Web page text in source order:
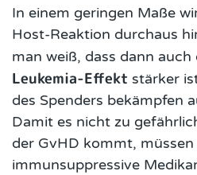
In einem geringen Maße
Host-Reaktion durchaus
man weiß, dass dann auch
Leukemia-Effekt stärker
des Spenders bekämpfen
Damit es nicht zu
der GvHD kommt,
immunsuppressive